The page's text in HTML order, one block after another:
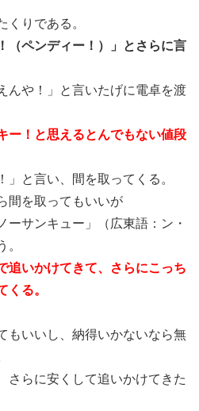
くりである。
（ペンディー！）」とさらに言
んや！」と言いたげに電卓を渡
ー！と思えるとんでもない値段
」と言い、間を取ってくる。
間を取ってもいいが
ーサンキュー」（広東語：ン・
。
追いかけてきて、さらにこっち
くる。
もいいし、納得いかないなら無
さらに安くして追いかけてきた